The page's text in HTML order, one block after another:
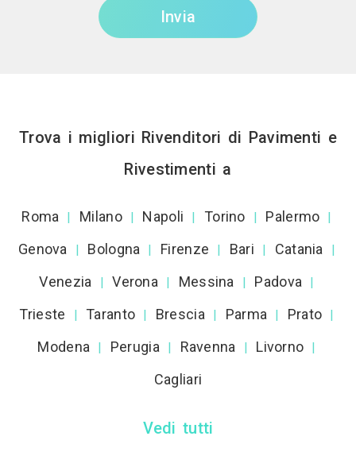
Invia
Trova i migliori Rivenditori di Pavimenti e
Rivestimenti a
Roma | Milano | Napoli | Torino | Palermo |
Genova | Bologna | Firenze | Bari | Catania |
Venezia | Verona | Messina | Padova |
Trieste | Taranto | Brescia | Parma | Prato |
Modena | Perugia | Ravenna | Livorno |
Cagliari
Vedi tutti